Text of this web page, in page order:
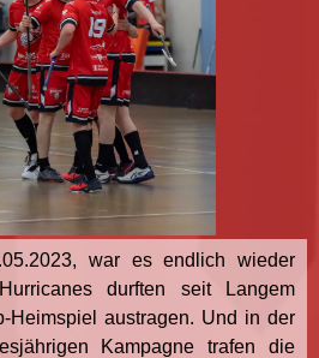
war es endlich wieder
durften seit Langem
Heimspiel austragen. Und in der
Kampagne trafen die